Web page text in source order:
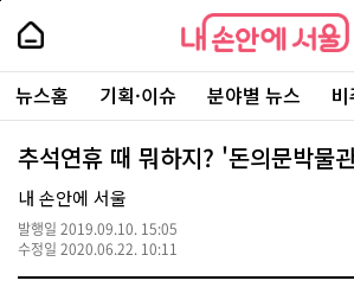
본
로
가
내
손
안
에
서
울
-
서
울
시
대
표
소
내
손
에
울
주
요
서
뉴스홈 기획·이슈 분야별 뉴스
추석연휴 때 뭐하지? '돈의문박물
내 손안에 서울
발행일 2019.09.10. 15:05
수정일 2020.06.22. 10:11
페
상
단
로